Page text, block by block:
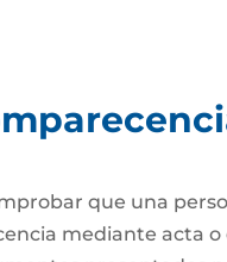
que una
mediante acta